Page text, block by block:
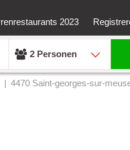
2023
2 Personen
4470 Saint-georges-sur-